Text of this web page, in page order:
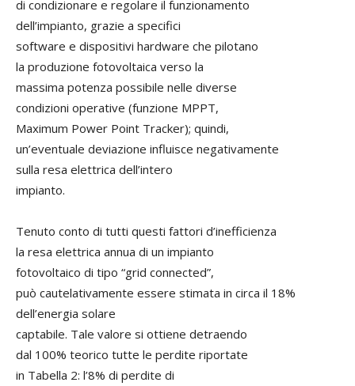
di condizionare e regolare il funzionamento
dell’impianto, grazie a specifici
software e dispositivi hardware che pilotano
la produzione fotovoltaica verso la
massima potenza possibile nelle diverse
condizioni operative (funzione MPPT,
Maximum Power Point Tracker); quindi,
un’eventuale deviazione influisce negativamente
sulla resa elettrica dell’intero
impianto.
Tenuto conto di tutti questi fattori d’inefficienza
la resa elettrica annua di un impianto
fotovoltaico di tipo “grid connected”,
può cautelativamente essere stimata in circa il 18%
dell’energia solare
captabile. Tale valore si ottiene detraendo
dal 100% teorico tutte le perdite riportate
in Tabella 2: l’8% di perdite di